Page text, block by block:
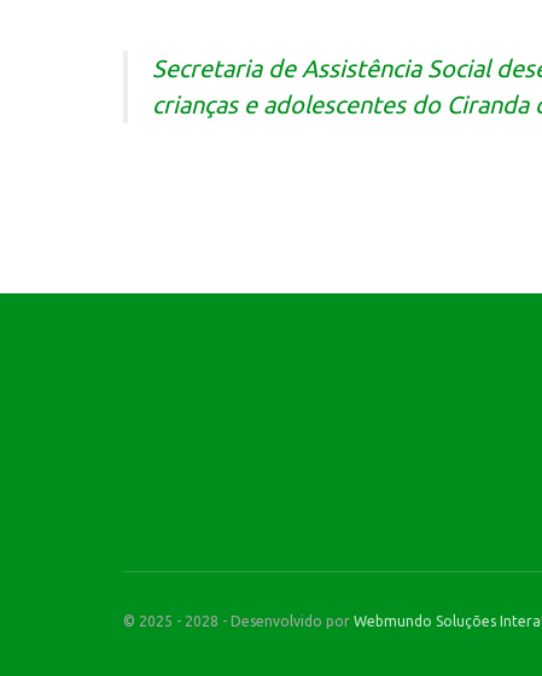
Secretaria de Assistência Social
crianças e adolescentes do Ciranda
© 2025 - 2028 - Desenvolvido por Webmundo Soluções